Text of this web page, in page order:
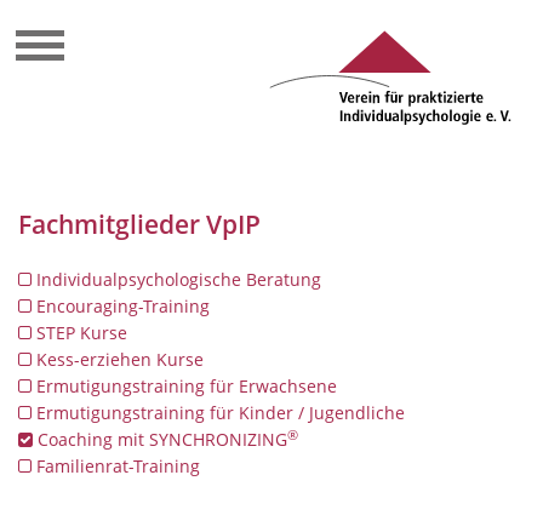
Fachmitglieder VpIP
Individualpsychologische Beratung
Encouraging-Training
STEP Kurse
Kess-erziehen Kurse
Ermutigungstraining für Erwachsene
Ermutigungstraining für Kinder / Jugendliche
Coaching mit SYNCHRONIZING®
Familienrat-Training